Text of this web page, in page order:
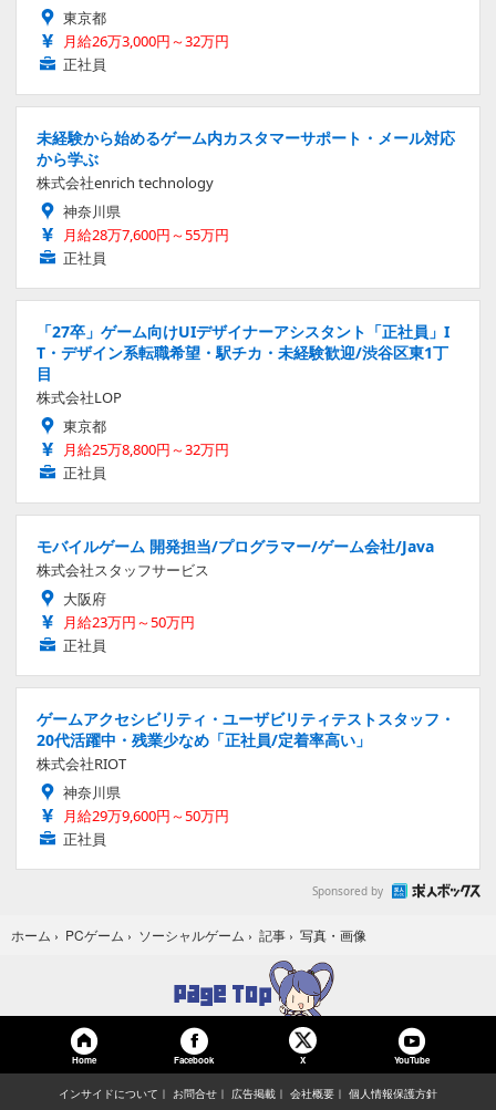
東京都
月給26万3,000円～32万円
正社員
未経験から始めるゲーム内カスタマーサポート・メール対応
から学ぶ
株式会社enrich technology
神奈川県
月給28万7,600円～55万円
正社員
「27卒」ゲーム向けUIデザイナーアシスタント「正社員」I
T・デザイン系転職希望・駅チカ・未経験歓迎/渋谷区東1丁
目
株式会社LOP
東京都
月給25万8,800円～32万円
正社員
モバイルゲーム 開発担当/プログラマー/ゲーム会社/Java
株式会社スタッフサービス
大阪府
月給23万円～50万円
正社員
ゲームアクセシビリティ・ユーザビリティテストスタッフ・
20代活躍中・残業少なめ「正社員/定着率高い」
株式会社RIOT
神奈川県
月給29万9,600円～50万円
正社員
Sponsored by
ホーム › PCゲーム › ソーシャルゲーム › 記事 › 写真・画像
Home Facebook X YouTube
インサイドについて お問合せ 広告掲載 会社概要 個人情報保護方針